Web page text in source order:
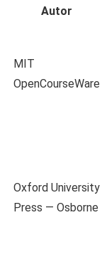
Autor
MIT
OpenCourseWare
Oxford University
Press — Osborne